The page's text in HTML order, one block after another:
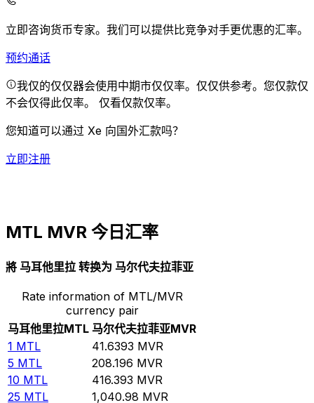
立即咨询货币专家。 我们可以提供比竞争对手更优惠的汇率。
预约通话
我仅的仅仅器会使用中期市仅仅率。仅仅供参考。您仅款仅
不会仅得此仅率。 仅看仅款仅率。
您知道可以通过 Xe 向国外汇款吗？
立即注册
MTL MVR 今日汇率
將 马耳他里拉 转换为 马尔代夫拉菲亚
Rate information of MTL/MVR
currency pair
马耳他里拉MTL 马尔代夫拉菲亚MVR
1 MTL 41.6393 MVR
5 MTL 208.196 MVR
10 MTL 416.393 MVR
25 MTL 1,040.98 MVR